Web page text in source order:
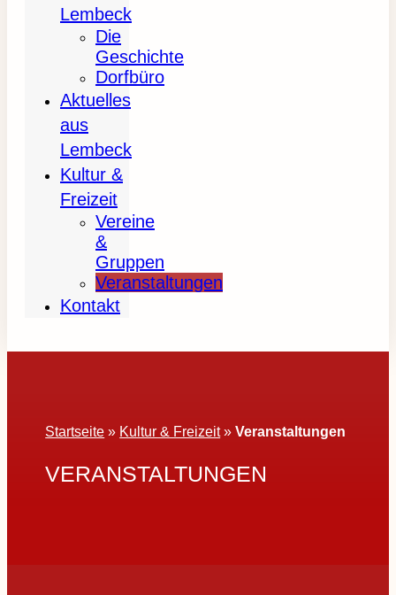
Lembeck
Die
Geschichte
Dorfbüro
Aktuelles
aus
Lembeck
Kultur &
Freizeit
Vereine
&
Gruppen
Veranstaltungen
Kontakt
Startseite » Kultur & Freizeit»Veranstaltungen
VERANSTALTUNGEN